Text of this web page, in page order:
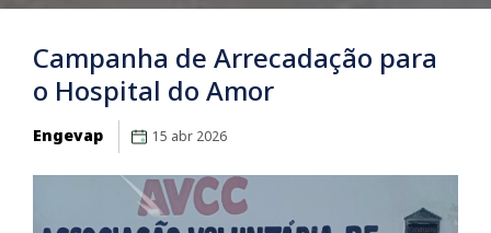
Campanha de Arrecadação para
o Hospital do Amor
Engevap 15 abr 2026